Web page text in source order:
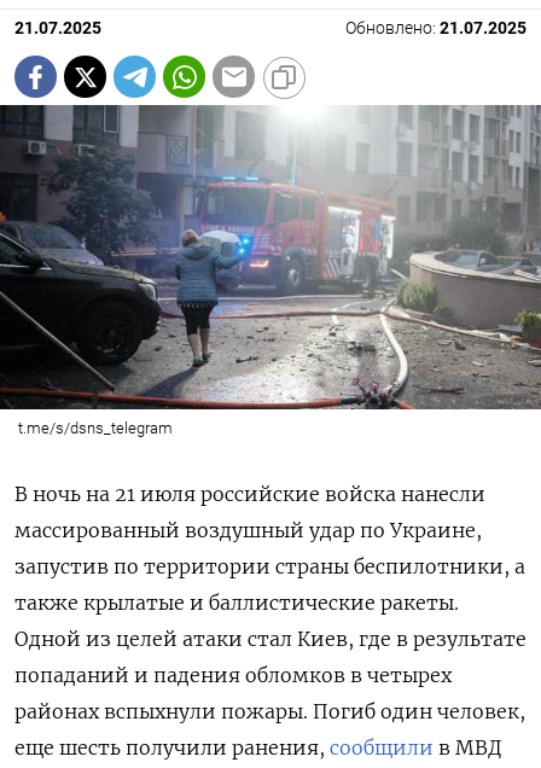
21.07.2025 Обновлено: 21.07.2025
t.me/s/dsns_telegram
В ночь на 21 июля российские войска нанесли
массированный воздушный удар по Украине,
запустив по территории страны беспилотники, а
также крылатые и баллистические ракеты.
Одной из целей атаки стал Киев, где в результате
попаданий и падения обломков в четырех
районах вспыхнули пожары. Погиб один человек,
еще шесть получили ранения, сообщили в МВД